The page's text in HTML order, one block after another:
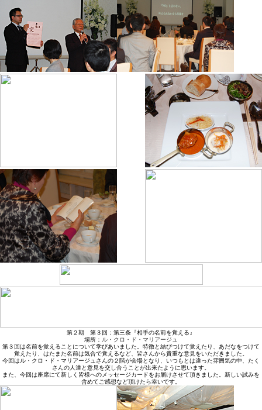
第２期 第３回：第三条『相手の名前を覚える』
場所： ル・クロ・ド・マリアージュ
第３回は名前を覚えることについて学びあいました。特徴と結びつけて覚えたり、あだなをつけて
覚えたり、はたまた名前は気合で覚えるなど、皆さんから貴重な意見をいただきました。
今回はル・クロ・ド・マリアージュさんの２階が会場となり、いつもとは違った雰囲気の中、たく
さんの人達と意見を交し合うことが出来たように思います。
また、今回は座席にて新しく皆様へのメッセージカードをお届けさせて頂きました。新しい試みを
含めてご感想など頂けたら幸いです。